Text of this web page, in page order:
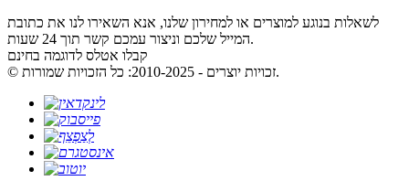
לשאלות בנוגע למוצרים או למחירון שלנו, אנא השאירו לנו את כתובת
המייל שלכם וניצור עמכם קשר תוך 24 שעות.
קבלו אטלס לדוגמה בחינם
© זכויות יוצרים - 2010-2025: כל הזכויות שמורות.